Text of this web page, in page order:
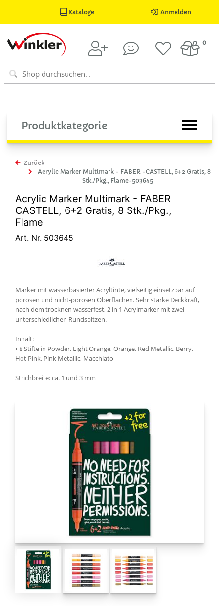
Kataloge Anmelden
0
Produktkategorie
Zurück
Acrylic Marker Multimark - FABER -CASTELL, 6+2 Gratis, 8
Stk./Pkg., Flame-503645
Acrylic Marker Multimark - FABER
CASTELL, 6+2 Gratis, 8 Stk./Pkg.,
Flame
Art. Nr. 503645
Marker mit wasserbasierter Acryltinte, vielseitig einsetzbar auf
porösen und nicht-porösen Oberflächen. Sehr starke Deckkraft,
nach dem trocknen wasserfest, 2 in 1 Acrylmarker mit zwei
unterschiedlichen Rundspitzen.
Inhalt:
• 8 Stifte in Powder, Light Orange, Orange, Red Metallic, Berry,
Hot Pink, Pink Metallic, Macchiato
Strichbreite: ca. 1 und 3 mm